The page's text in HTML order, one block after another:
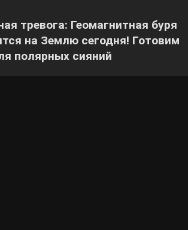
тревога: Геомагнитная буря
на Землю сегодня! Готовим
полярных сияний